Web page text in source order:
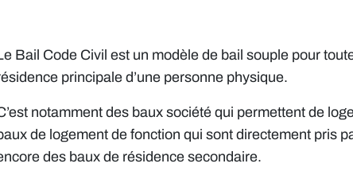
Bail Code Civil est un modèle de bail souple pour
principale d’une personne physique.
notamment des baux société qui permettent de
de logement de fonction qui sont directement pris
des baux de résidence secondaire.